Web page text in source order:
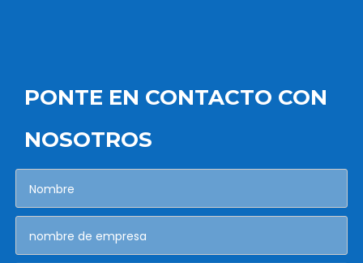
PONTE EN CONTACTO CON
NOSOTROS